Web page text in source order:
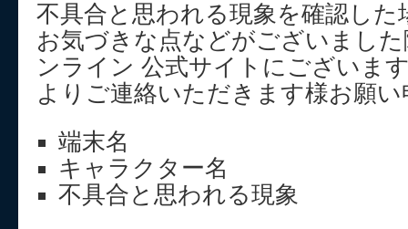
不具合と思われる現象を確認した
お気づきな点などがございまし
ンライン 公式サイトにございま
よりご連絡いただきます様お願
端末名
キャラクター名
不具合と思われる現象